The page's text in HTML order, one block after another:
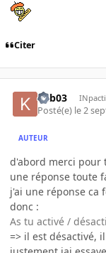
Citer
kab03
Posté(e) le 2
AUTEUR
d'abord merci pour
une réponse toute
j'ai une réponse ca
donc :
As tu activé /
=> il est désactivé,